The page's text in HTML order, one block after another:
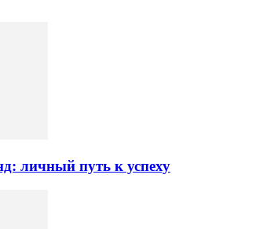
личный путь к успеху